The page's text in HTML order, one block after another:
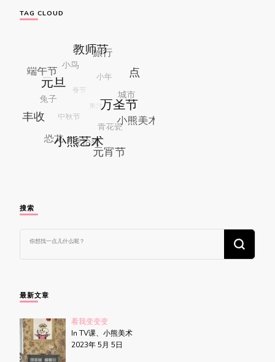
TAG CLOUD
搜索
么
吗?
最新文章
看我变变变
In TV课、小熊美术
2023年 5月 5日